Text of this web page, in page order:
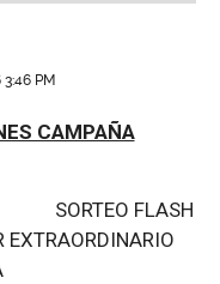
PM
CAMPAÑA
SORTEO FLASH
EXTRAORDINARIO